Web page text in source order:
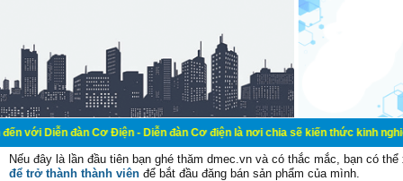
đàn Cơ Điện - Diễn đàn Cơ điện là nơi chia sẽ kiến thức kinh nghiệm
Nếu đây là lần đầu tiên bạn ghé thăm dmec.vn và có thắc mắc, bạn có
để trở thành thành viên để bắt đầu đăng bán sản phẩm của mình.